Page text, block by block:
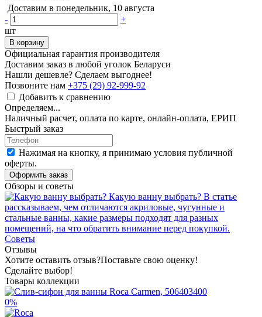
Доставим в понедельник, 10 августа
-
+
шт
В корзину
Официальная гарантия производителя
Доставим заказ в любой уголок Беларуси
Нашли дешевле? Сделаем выгоднее!
Позвоните нам +375 (29) 92-999-92
Добавить к сравнению
Определяем...
Наличный расчет, оплата по карте, онлайн-оплата, ЕРИП
Быстрый заказ
Нажимая на кнопку, я принимаю условия публичной
оферты.
Оформить заказ
Обзоры и советы
Какую ванну выбрать? В статье
рассказываем, чем отличаются акриловые, чугунные и
стальные ванны, какие размеры подходят для разных
помещений, на что обратить внимание перед покупкой.
Советы
Отзывы
Хотите оставить отзыв?Поставьте свою оценку!
Сделайте выбор!
Товары коллекции
0%